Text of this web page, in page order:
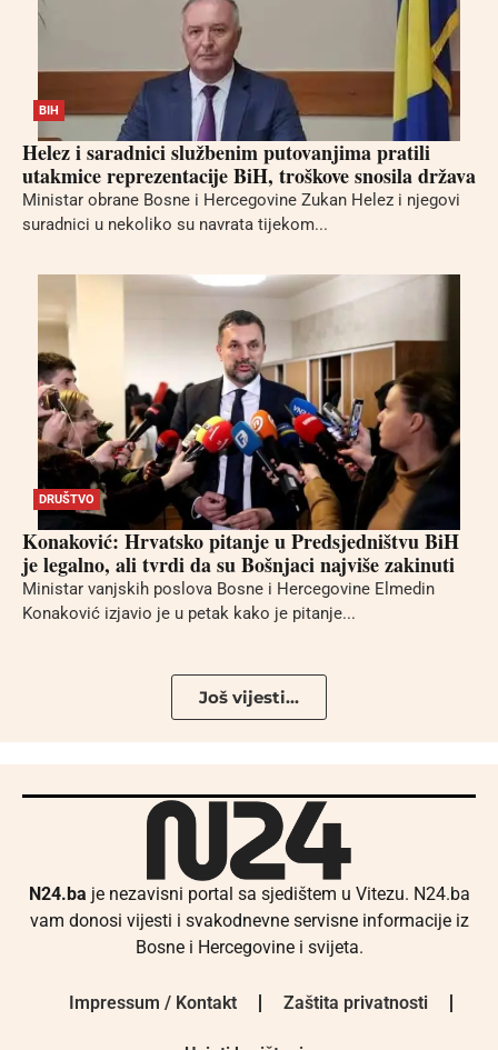
BIH
Helez i saradnici službenim putovanjima pratili
utakmice reprezentacije BiH, troškove snosila država
Ministar obrane Bosne i Hercegovine Zukan Helez i njegovi
suradnici u nekoliko su navrata tijekom...
DRUŠTVO
Konaković: Hrvatsko pitanje u Predsjedništvu BiH
je legalno, ali tvrdi da su Bošnjaci najviše zakinuti
Ministar vanjskih poslova Bosne i Hercegovine Elmedin
Konaković izjavio je u petak kako je pitanje...
Još vijesti...
N24.ba je nezavisni portal sa sjedištem u Vitezu. N24.ba
vam donosi vijesti i svakodnevne servisne informacije iz
Bosne i Hercegovine i svijeta.
Impressum / Kontakt Zaštita privatnosti